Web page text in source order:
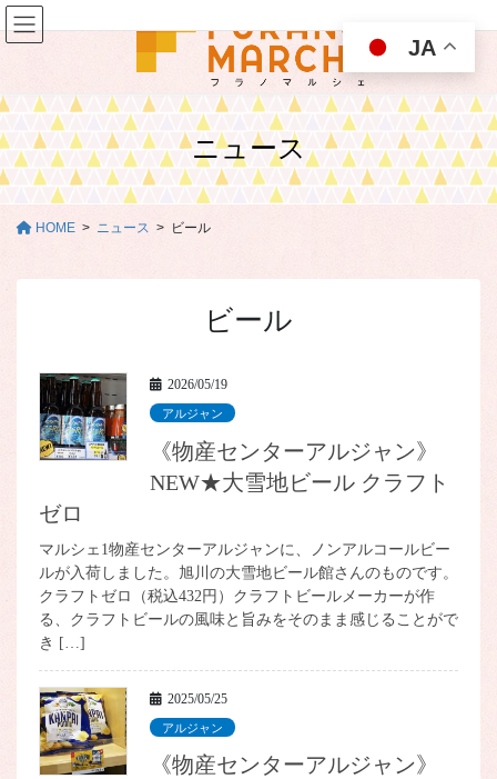
コ
ン
ツ
移
動
ナ
ビ
シ
ン
に
ニュース
HOME ニュース ビール
ビール
2026/05/19
アルジャン
《物産センターアルジャン》
NEW★大雪地ビール クラフト
ゼロ
マルシェ1物産センターアルジャンに、ノンアルコールビー
ルが入荷しました。旭川の大雪地ビール館さんのものです。
クラフトゼロ（税込432円）クラフトビールメーカーが作
る、クラフトビールの風味と旨みをそのまま感じることがで
き […]
2025/05/25
アルジャン
《物産センターアルジャン》
JA